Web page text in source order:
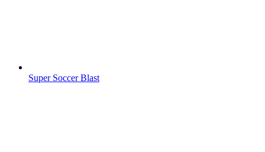
Super Soccer Blast